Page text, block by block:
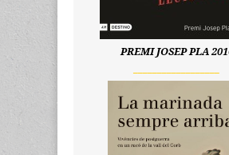
PREMI JOSEP PLA